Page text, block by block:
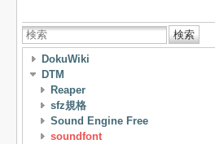
検索
DokuWiki
DTM
Reaper
sfz規格
Sound Engine Free
soundfont